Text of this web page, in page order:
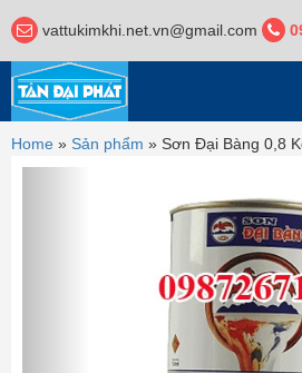
vattukimkhi.net.vn@gmail.com
DANH MỤC
Home » Sản phẩm » Sơn Đại Bàng 0,8